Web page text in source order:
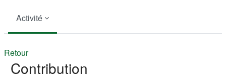
Activité
Retour
Contribution